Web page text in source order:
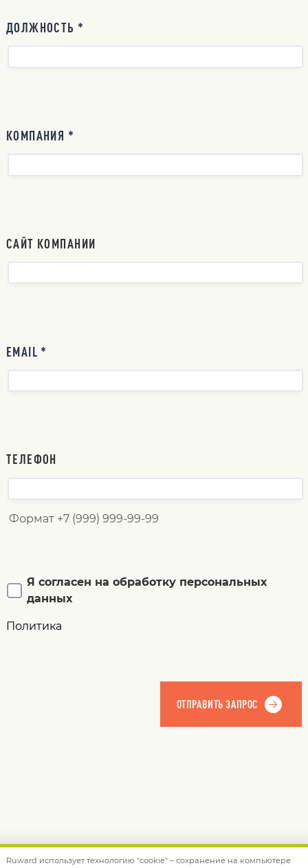
ДОЛЖНОСТЬ *
КОМПАНИЯ *
САЙТ КОМПАНИИ
EMAIL *
ТЕЛЕФОН
Формат +7 (999) 999-99-99
Я согласен на обработку персональных
данных
Политика
Ruward использует технологию "cookie" – сохранение на компьютере